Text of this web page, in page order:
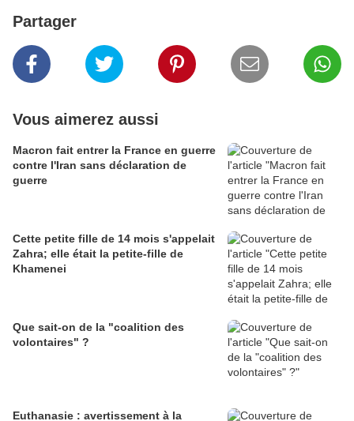
Partager
Vous aimerez aussi
Macron fait entrer la France en guerre
contre l'Iran sans déclaration de
guerre
Cette petite fille de 14 mois s'appelait
Zahra; elle était la petite-fille de
Khamenei
Que sait-on de la "coalition des
volontaires" ?
Euthanasie : avertissement à la